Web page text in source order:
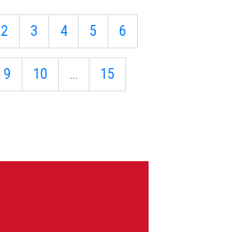
2 3 4 5 6
9 10 ... 15